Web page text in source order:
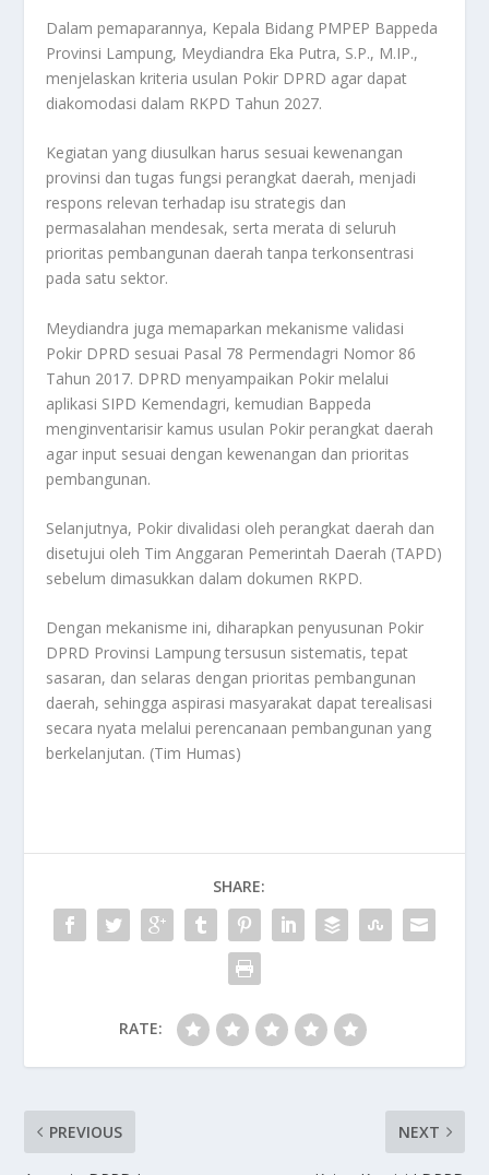
Dalam pemaparannya, Kepala Bidang PMPEP Bappeda
Provinsi Lampung, Meydiandra Eka Putra, S.P., M.IP.,
menjelaskan kriteria usulan Pokir DPRD agar dapat
diakomodasi dalam RKPD Tahun 2027.
Kegiatan yang diusulkan harus sesuai kewenangan
provinsi dan tugas fungsi perangkat daerah, menjadi
respons relevan terhadap isu strategis dan
permasalahan mendesak, serta merata di seluruh
prioritas pembangunan daerah tanpa terkonsentrasi
pada satu sektor.
Meydiandra juga memaparkan mekanisme validasi
Pokir DPRD sesuai Pasal 78 Permendagri Nomor 86
Tahun 2017. DPRD menyampaikan Pokir melalui
aplikasi SIPD Kemendagri, kemudian Bappeda
menginventarisir kamus usulan Pokir perangkat daerah
agar input sesuai dengan kewenangan dan prioritas
pembangunan.
Selanjutnya, Pokir divalidasi oleh perangkat daerah dan
disetujui oleh Tim Anggaran Pemerintah Daerah (TAPD)
sebelum dimasukkan dalam dokumen RKPD.
Dengan mekanisme ini, diharapkan penyusunan Pokir
DPRD Provinsi Lampung tersusun sistematis, tepat
sasaran, dan selaras dengan prioritas pembangunan
daerah, sehingga aspirasi masyarakat dapat terealisasi
secara nyata melalui perencanaan pembangunan yang
berkelanjutan. (Tim Humas)
SHARE:
RATE:
PREVIOUS NEXT